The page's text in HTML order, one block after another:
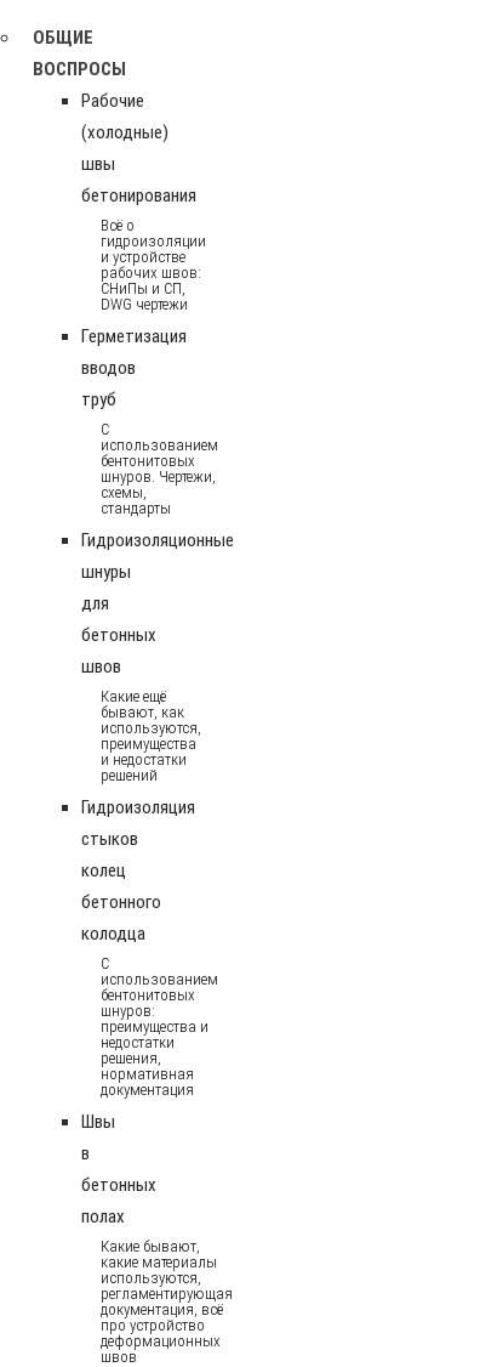
ОБЩИЕ
ВОСПРОСЫ
Рабочие
(холодные)
швы
бетонирования
Всё о
гидроизоляции
и устройстве
рабочих швов:
СНиПы и СП,
DWG чертежи
Герметизация
вводов
труб
С
использованием
бентонитовых
шнуров. Чертежи,
схемы,
стандарты
Гидроизоляционные
шнуры
для
бетонных
швов
Какие ещё
бывают, как
используются,
преимущества
и недостатки
решений
Гидроизоляция
стыков
колец
бетонного
колодца
С
использованием
бентонитовых
шнуров:
преимущества и
недостатки
решения,
нормативная
документация
Швы
в
бетонных
полах
Какие бывают,
какие материалы
используются,
регламентирующая
документация, всё
про устройство
деформационных
швов